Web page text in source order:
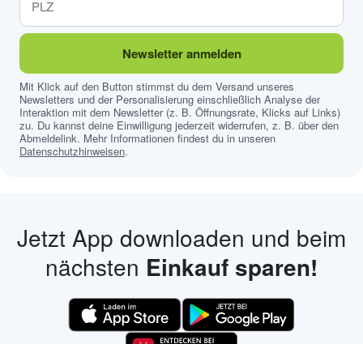
Newsletter anmelden
Mit Klick auf den Button stimmst du dem Versand unseres
Newsletters und der Personalisierung einschließlich Analyse der
Interaktion mit dem Newsletter (z. B. Öffnungsrate, Klicks auf Links)
zu. Du kannst deine Einwilligung jederzeit widerrufen, z. B. über den
Abmeldelink. Mehr Informationen findest du in unseren
Datenschutzhinweisen.
Jetzt App downloaden und beim
nächsten Einkauf sparen!